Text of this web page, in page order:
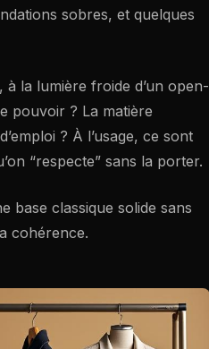
sobres, et quelques
la lumière froide d’un open-
pouvoir ? La matière
? À l’usage, ce sont
“respecte” sans la porter.
base classique solide sans
cohérence.